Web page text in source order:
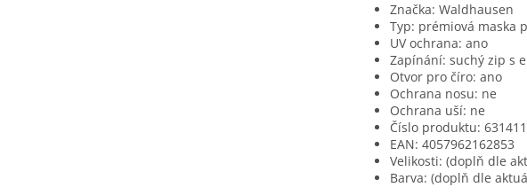
Značka: Waldhausen
Typ: prémiová maska
UV ochrana: ano
Zapínání: suchý zip s
Otvor pro číro: ano
Ochrana nosu: ne
Ochrana uší: ne
Číslo produktu:
EAN: 4057962162853
Velikosti: (doplň dle
Barva: (doplň dle